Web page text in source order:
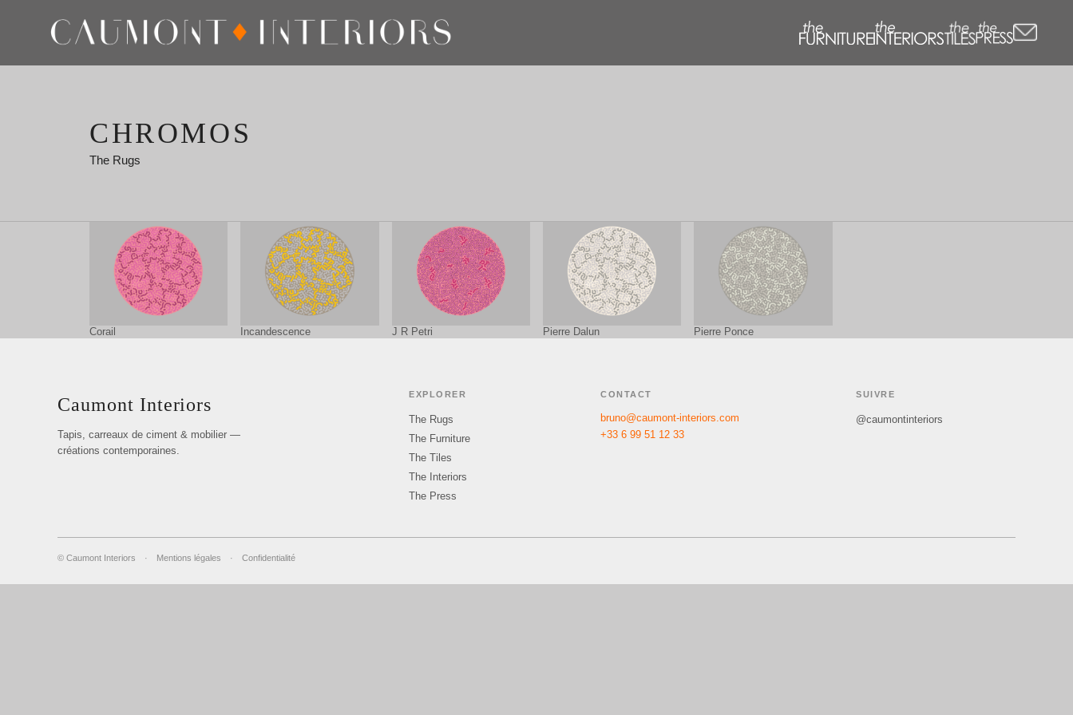
CHROMOS
The Rugs
Corail Incandescence J R Petri Pierre Dalun Pierre Ponce
Caumont Interiors
Tapis, carreaux de ciment & mobilier —
créations contemporaines.
EXPLORER
The Rugs
The Furniture
The Tiles
The Interiors
The Press
CONTACT
bruno@caumont-interiors.com
+33 6 99 51 12 33
SUIVRE
@caumontinteriors
© Caumont Interiors · Mentions légales · Confidentialité